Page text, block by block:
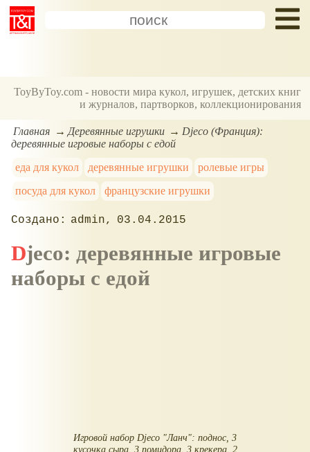
ToyByToy.com - новости мира кукол, игрушек, детских книг
и журналов, партворков, коллекционирования
Главная Деревянные игрушки
Djeco (Франция):
деревянные игровые наборы с едой
еда для кукол
деревянные игрушки
ролевые игры
посуда для кукол
французские игрушки
admin 03.04.2015
Djeco: деревянные игровые
наборы с едой
Игровой набор Djeco "Ланч": поднос, 3
кусочка сыра, 3 помидора, 3 крекера, 2